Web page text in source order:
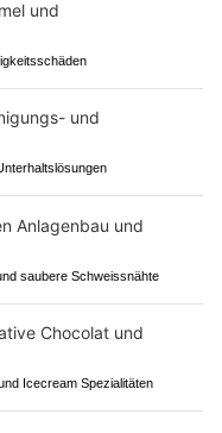
saubere Schweissnähte
Icecream Spezialitäten